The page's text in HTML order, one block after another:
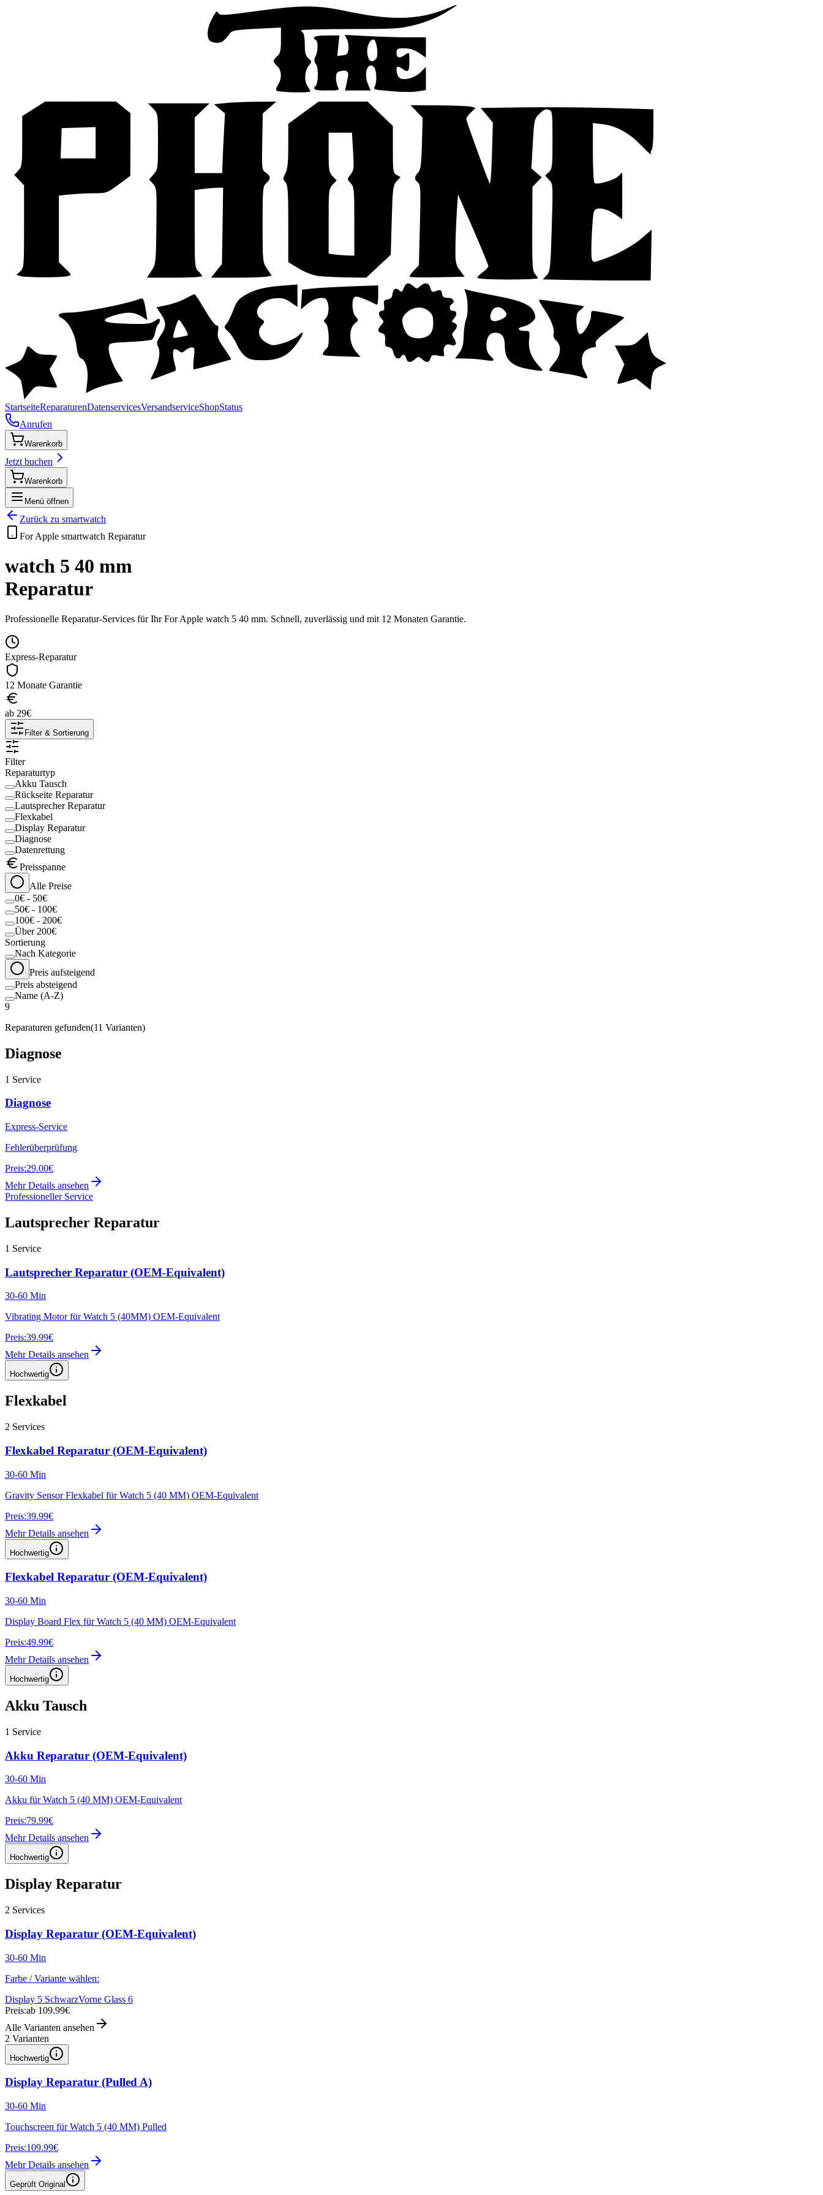
StartseiteReparaturenDatenservicesVersandserviceShopStatus
Anrufen
Warenkorb
Jetzt buchen
Warenkorb
Menü öffnen
Zurück zu smartwatch
For Apple smartwatch Reparatur
watch 5 40 mm
Reparatur
Professionelle Reparatur-Services für IhrFor Apple watch 5 40 mm. Schnell, zuverlässig und mit 12 Monaten Garantie.
Express-Reparatur
12 Monate Garantie
ab 29€
Filter & Sortierung
Filter
Reparaturtyp
Akku Tausch
Rückseite Reparatur
Lautsprecher Reparatur
Flexkabel
Display Reparatur
Diagnose
Datenrettung
Preisspanne
Alle Preise
0€ - 50€
50€ - 100€
100€ - 200€
Über 200€
Sortierung
Nach Kategorie
Preis aufsteigend
Preis absteigend
Name (A-Z)
9
Reparaturen gefunden(11 Varianten)
Diagnose
1 Service
Diagnose
Express-Service
Fehlerüberprüfung
Preis:29.00€
Mehr Details ansehen
Professioneller Service
Lautsprecher Reparatur
1 Service
Lautsprecher Reparatur (OEM-Equivalent)
30-60 Min
Vibrating Motor für Watch 5 (40MM) OEM-Equivalent
Preis:39.99€
Mehr Details ansehen
Hochwertig
Flexkabel
2 Services
Flexkabel Reparatur (OEM-Equivalent)
30-60 Min
Gravity Sensor Flexkabel für Watch 5 (40 MM) OEM-Equivalent
Preis:39.99€
Mehr Details ansehen
Hochwertig
Flexkabel Reparatur (OEM-Equivalent)
30-60 Min
Display Board Flex für Watch 5 (40 MM) OEM-Equivalent
Preis:49.99€
Mehr Details ansehen
Hochwertig
Akku Tausch
1 Service
Akku Reparatur (OEM-Equivalent)
30-60 Min
Akku für Watch 5 (40 MM) OEM-Equivalent
Preis:79.99€
Mehr Details ansehen
Hochwertig
Display Reparatur
2 Services
Display Reparatur (OEM-Equivalent)
30-60 Min
Farbe / Variante wählen:
Display 5 SchwarzVorne Glass 6
Preis:ab 109.99€
Alle Varianten ansehen
2 Varianten
Hochwertig
Display Reparatur (Pulled A)
30-60 Min
Touchscreen für Watch 5 (40 MM) Pulled
Preis:109.99€
Mehr Details ansehen
Geprüft Original